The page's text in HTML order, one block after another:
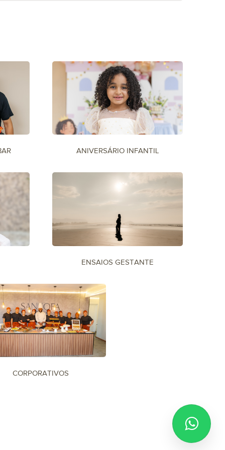
ANIVERSÁRIO INFANTIL
ENSAIOS GESTANTE
CORPORATIVOS